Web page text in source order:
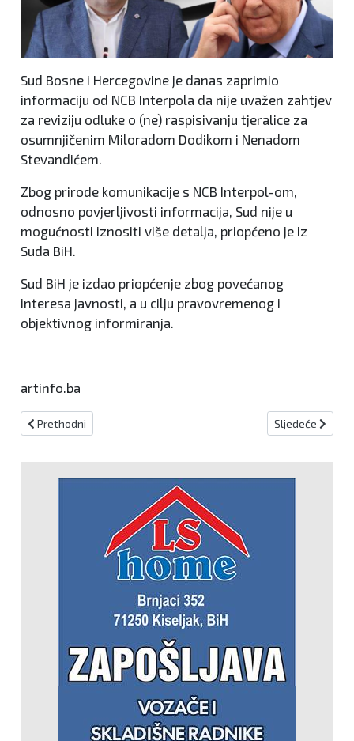
Sud Bosne i Hercegovine je danas zaprimio
informaciju od NCB Interpola da nije uvažen zahtjev
za reviziju odluke o (ne) raspisivanju tjeralice za
osumnjičenim Miloradom Dodikom i Nenadom
Stevandićem.
Zbog prirode komunikacije s NCB Interpol-om,
odnosno povjerljivosti informacija, Sud nije u
mogućnosti iznositi više detalja, priopćeno je iz
Suda BiH.
Sud BiH je izdao priopćenje zbog povećanog
interesa javnosti, a u cilju pravovremenog i
objektivnog informiranja.
artinfo.ba
Prethodni članak: Škobić odgovorio Nikšiću: Konstitutivnost
Prethodni Sljedeći članak:
Sljedeće